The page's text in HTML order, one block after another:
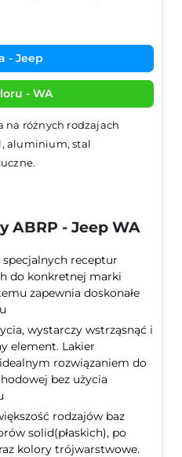
- Jeep
- WA
na różnych rodzajach
aluminium, stal
ABRP - Jeep WA
receptur
do konkretnej marki
zapewnia doskonałe
wystarczy wstrząsnąć i
element. Lakier
rozwiązaniem do
bez użycia
rodzajów baz
solid(płaskich), po
kolory trójwarstwowe.